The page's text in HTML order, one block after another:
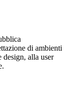
di ambienti
alla user